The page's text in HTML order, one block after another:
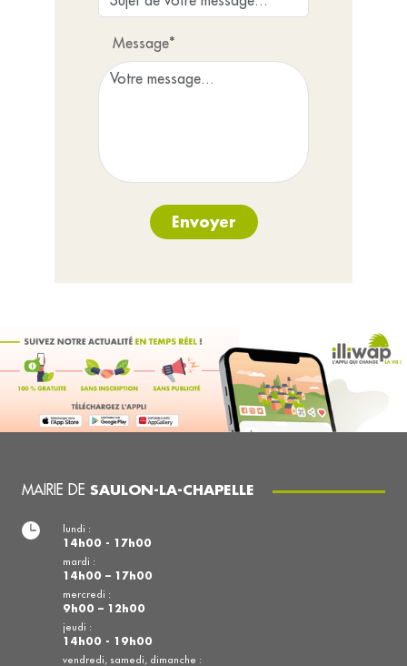
Message*
Envoyer
MAIRIE DE SAULON-LA-CHAPELLE
lundi :
14h00 - 17h00
mardi :
14h00 – 17h00
mercredi :
9h00 – 12h00
jeudi :
14h00 - 19h00
vendredi, samedi, dimanche :